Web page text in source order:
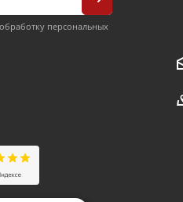
персональных